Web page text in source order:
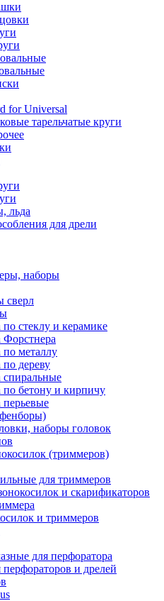
for Universal
тарельчатые круги
льда
для дрели
наборы
сверл
по стеклу и керамике
Форстнера
по металлу
дереву
спиральные
по бетону и кирпичу
перьевые
наборы головок
(триммеров)
для триммеров
и скарификаторов
и триммеров
для перфоратора
и дрелей